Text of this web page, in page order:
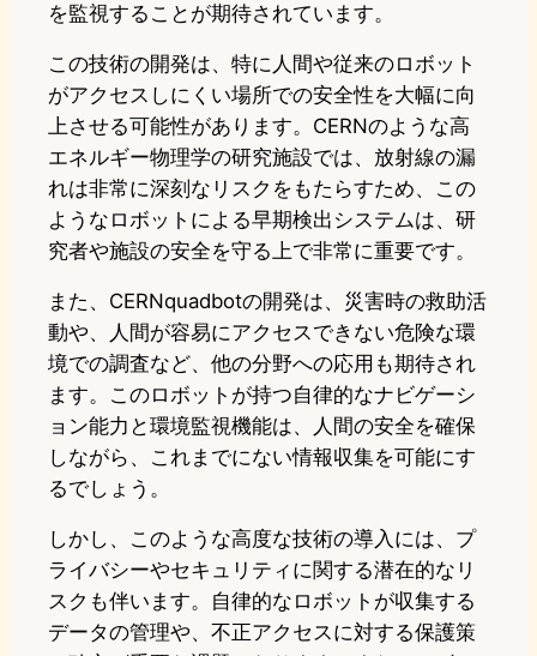
を監視することが期待されています。
この技術の開発は、特に人間や従来のロボット
がアクセスしにくい場所での安全性を大幅に向
上させる可能性があります。CERNのような高
エネルギー物理学の研究施設では、放射線の漏
れは非常に深刻なリスクをもたらすため、この
ようなロボットによる早期検出システムは、研
究者や施設の安全を守る上で非常に重要です。
また、CERNquadbotの開発は、災害時の救助活
動や、人間が容易にアクセスできない危険な環
境での調査など、他の分野への応用も期待され
ます。このロボットが持つ自律的なナビゲーシ
ョン能力と環境監視機能は、人間の安全を確保
しながら、これまでにない情報収集を可能にす
るでしょう。
しかし、このような高度な技術の導入には、プ
ライバシーやセキュリティに関する潜在的なリ
スクも伴います。自律的なロボットが収集する
データの管理や、不正アクセスに対する保護策